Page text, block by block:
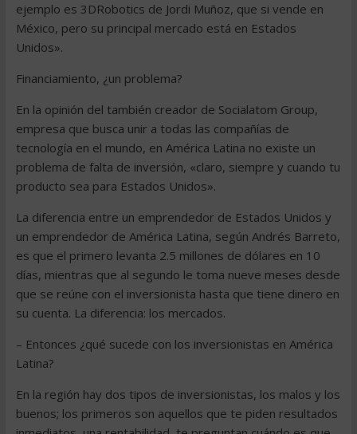
ejemplo es 3DRobotics de Jordi Muñoz, que si vende en
México, pero su principal mercado está en Estados
Unidos».
Financiamiento, ¿un problema?
En la opinión del también creador de Socialatom Group,
empresa que busca unir a todas las compañías de
tecnología en el mundo, en América Latina no existe un
problema de falta de inversión, «claro, siempre y cuando tu
producto sea para Estados Unidos».
La diferencia entre un emprendedor de Estados Unidos y
un emprendedor de América Latina, según Andrés Barreto,
es que el primero levanta 2.5 millones de dólares en 10
días, mientras que al segundo le toma nueve meses desde
que se reúne con el inversionista hasta que tiene dinero en
su cuenta. La diferencia: los mercados.
– Entonces ¿qué sucede con los inversionistas en América
Latina?
En la región hay dos tipos de inversionistas, los malos y los
buenos; los primeros son aquellos que te piden resultados